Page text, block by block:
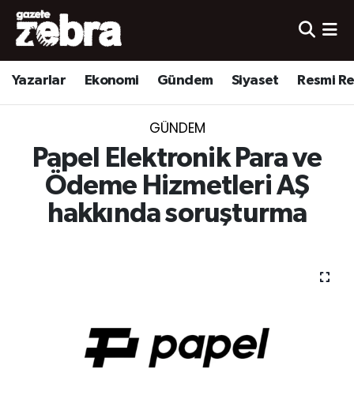
Yazarlar Ekonomi Gündem Siyaset Resmi
GÜNDEM
Papel Elektronik Para ve
Ödeme Hizmetleri AŞ
hakkında soruşturma
Yazarlar
Ekonomi
Yerel
Spor
Nöbetçi Eczaneler
Hava Durumu
Süper Lig Puan Durumu ve Fikstür
Tüm Manşetler